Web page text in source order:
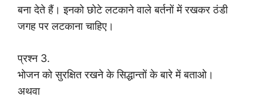
बना देते हैं। इनको छोटे लटकाने वाले बर्तनों में रखकर ठंडी
जगह पर लटकाना चाहिए।
प्रश्न 3.
भोजन को सुरक्षित रखने के सिद्धान्तों के बारे में बताओ।
अथवा